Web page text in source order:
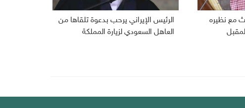
مع نظيره
الرئيس الإيراني يرحب بدعوة تلقاها من
العاهل السعودي لزيارة المملكة